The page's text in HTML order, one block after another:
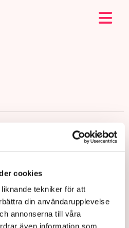
cookies
tekniker för att
din användarupplevelse
annonserna till våra
även information som